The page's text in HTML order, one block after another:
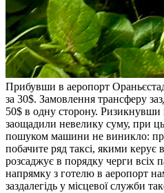
Прибувши в аеропорт
за 30$. Замовлення трансферу
50$ в одну сторону. Ризикнувши
заощадили невелику суму, при
пошуком машини не виникло:
побачите ряд таксі, якими керує
розсаджує в порядку черги всіх
напрямку з готелю в аеропорт
заздалегідь у місцевої служби